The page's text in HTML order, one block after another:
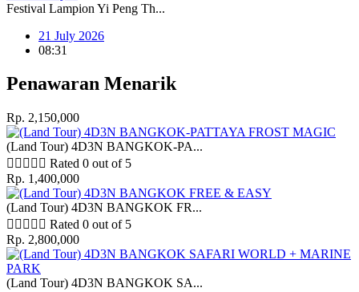
Festival Lampion Yi Peng Th...
21 July 2026
08:31
Penawaran Menarik
Rp. 2,150,000
(Land Tour) 4D3N BANGKOK-PA...
     Rated 0 out of 5
Rp. 1,400,000
(Land Tour) 4D3N BANGKOK FR...
     Rated 0 out of 5
Rp. 2,800,000
(Land Tour) 4D3N BANGKOK SA...